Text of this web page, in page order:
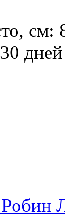
см:
дней